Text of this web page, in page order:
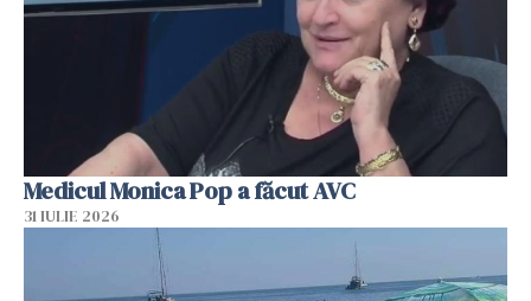
Medicul Monica Pop a făcut AVC
31 IULIE 2026